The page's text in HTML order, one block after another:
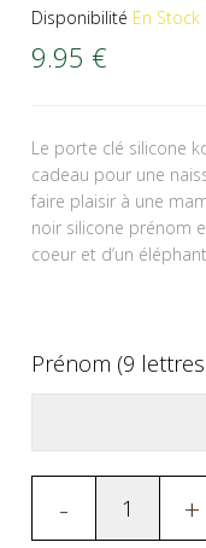
Disponibilité En Stock
9.95 €
Le porte clé silicone
cadeau pour une
faire plaisir à une
noir silicone prénom
coeur et d’un
Prénom (9
- +